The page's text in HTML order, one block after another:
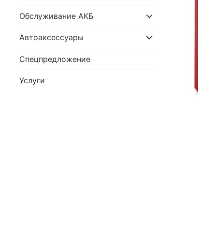
Обслуживание АКБ
Автоаксессуары
Спецпредложение
Услуги